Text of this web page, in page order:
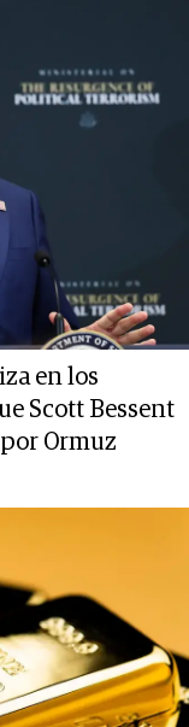
en los
Scott Bessent
Ormuz